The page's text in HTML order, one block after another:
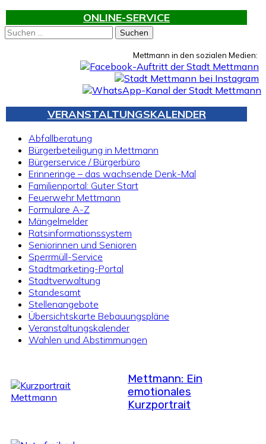
ONLINE-SERVICE
Suchen
nach:
Mettmann in den sozialen Medien:
VERANSTALTUNGSKALENDER
Abfallberatung
Bürgerbeteiligung in Mettmann
Bürgerservice / Bürgerbüro
Erinneringe – das wachsende Denk-Mal
Familienportal: Guter Start
Feuerwehr Mettmann
Formulare A-Z
Mängelmelder
Ratsinformationssystem
Seniorinnen und Senioren
Sperrmüll-Service
Stadtmarketing-Portal
Stadtverwaltung
Standesamt
Stellenangebote
Übersichtskarte Bebauungspläne
Veranstaltungskalender
Wahlen und Abstimmungen
Mettmann: Ein
emotionales
Kurzportrait